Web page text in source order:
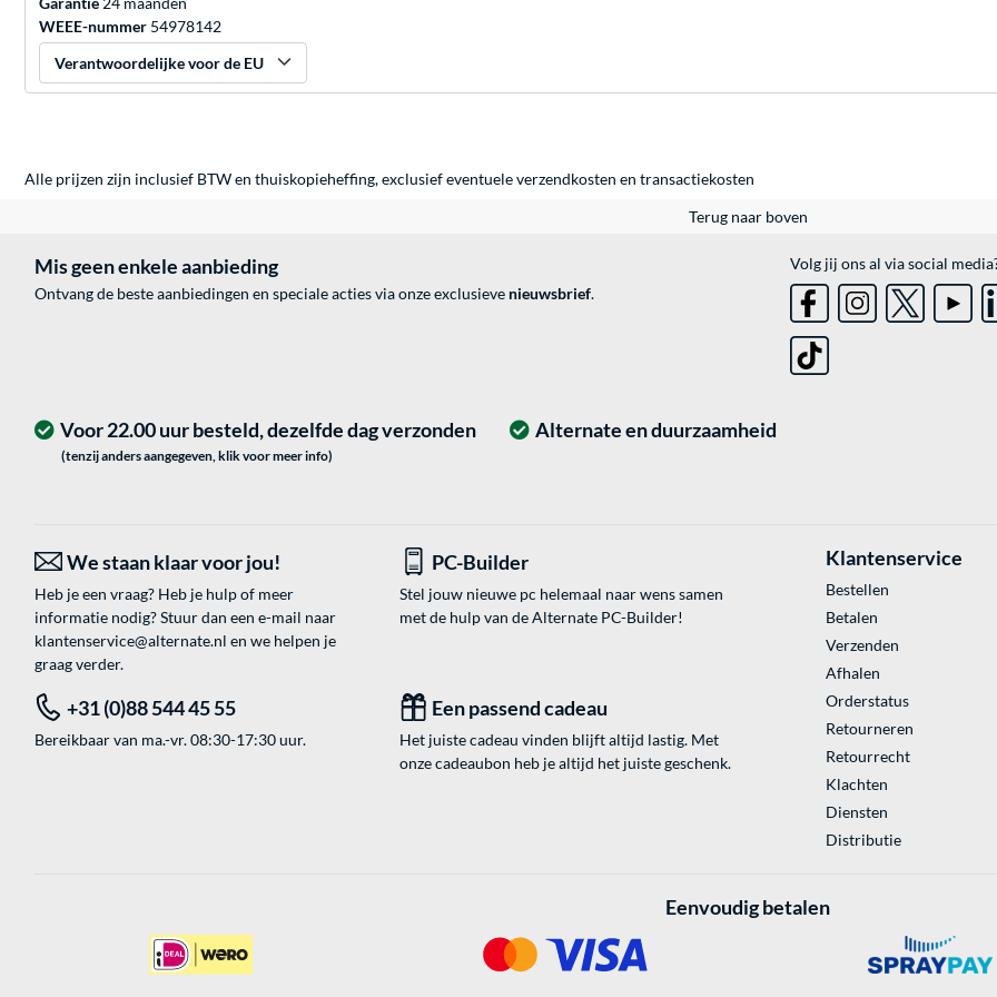
WEEE-nummer 54978142
Verantwoordelijke voor de EU
Alle prijzen zijn inclusief BTW en thuiskopieheffing, exclusief eventueleverzendkosten en transactiekosten
Terug naar boven
Mis geen enkele aanbieding
Ontvang de beste aanbiedingen en speciale acties via onze exclusieve nieuwsbrief.
Volg jij ons al via social
Alternate en duurzaamheid
Voor 22.00 uur besteld, dezelfde dag verzonden
(tenzij anders aangegeven, klik voor meer info)
We staan klaar voor jou!
Heb je een vraag? Heb je hulp of meer
informatie nodig? Stuur dan een e-mail naar
klantenservice@alternate.nl en we helpen je
graag verder.
PC-Builder
Stel jouw nieuwe pc helemaal naar wens samen
met de hulp van de Alternate PC-Builder!
+31 (0)88 544 45 55
Bereikbaar van ma.-vr. 08:30-17:30 uur.
Een passend cadeau
Het juiste cadeau vinden blijft altijd lastig. Met
onze cadeaubon heb je altijd het juiste geschenk.
Klantenservice
Bestellen
Betalen
Verzenden
Afhalen
Orderstatus
Retourneren
Retourrecht
Klachten
Diensten
Distributie
Eenvoudig betalen